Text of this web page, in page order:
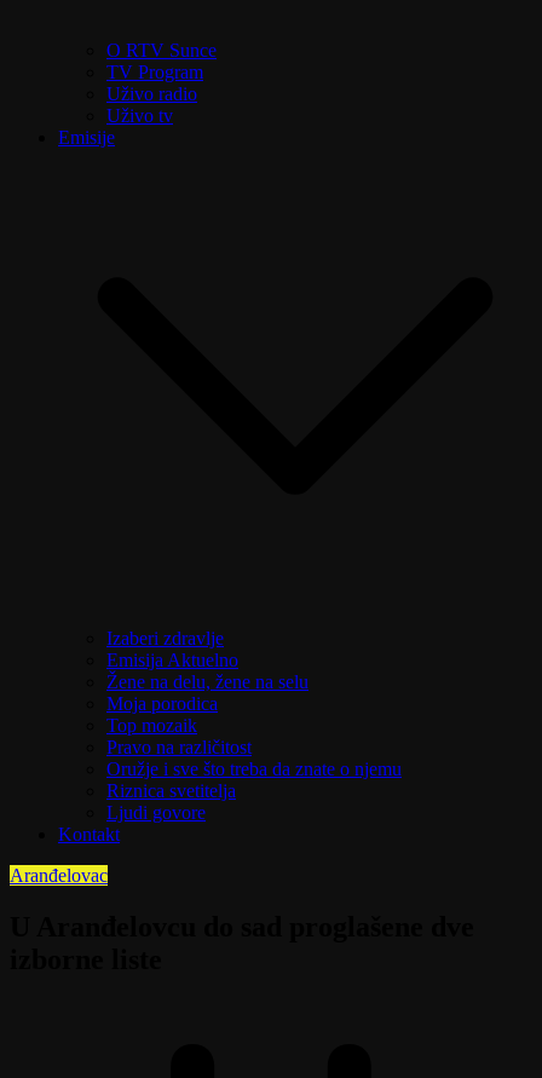
O RTV Sunce
TV Program
Uživo radio
Uživo tv
Emisije
Izaberi zdravlje
Emisija Aktuelno
Žene na delu, žene na selu
Moja porodica
Top mozaik
Pravo na različitost
Oružje i sve što treba da znate o njemu
Riznica svetitelja
Ljudi govore
Kontakt
Aranđelovac